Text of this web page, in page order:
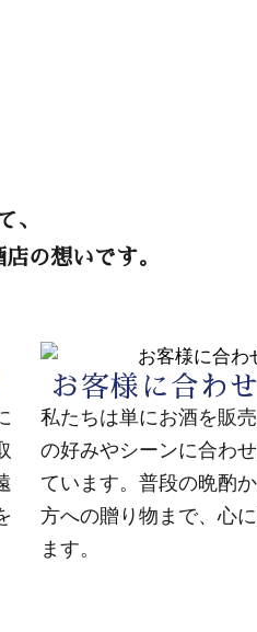
、
の想いです。
お客様に合わ
私たちは単にお酒を販
の好みやシーンに合わ
ています。普段の晩酌
方への贈り物まで、心
ます。